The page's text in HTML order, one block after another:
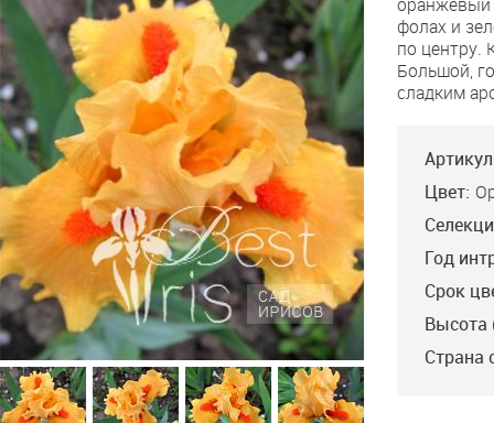
фолах и
по центру.
Большой,
сладким
Цвет:
Год
Срок
Высота
Страна